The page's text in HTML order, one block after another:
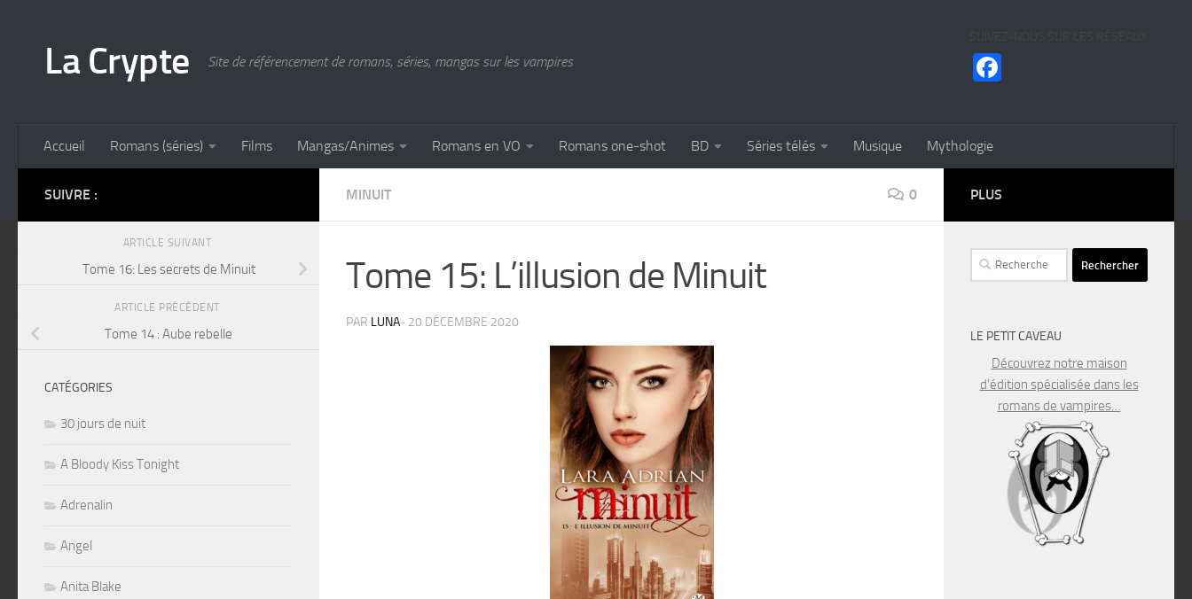
La Crypte Site de référencement de romans, séries, mangas sur les vampires
Accueil Romans (séries) Films Mangas/Animes Romans en VO Romans one-shot BD Séries télés Musique Mythologie
MINUIT 0
Tome 15: L’illusion de Minuit
PAR LUNA · 20 DÉCEMBRE 2020
SUIVRE :
ARTICLE SUIVANT
Tome 16: Les secrets de Minuit
ARTICLE PRÉCÉDENT
Tome 14 : Aube rebelle
CATÉGORIES
30 jours de nuit
A Bloody Kiss Tonight
Adrenalin
Angel
Anita Blake
PLUS
Rechercher :
LE PETIT CAVEAU
Découvrez notre maison
d’édition spécialisée dans les
romans de vampires…